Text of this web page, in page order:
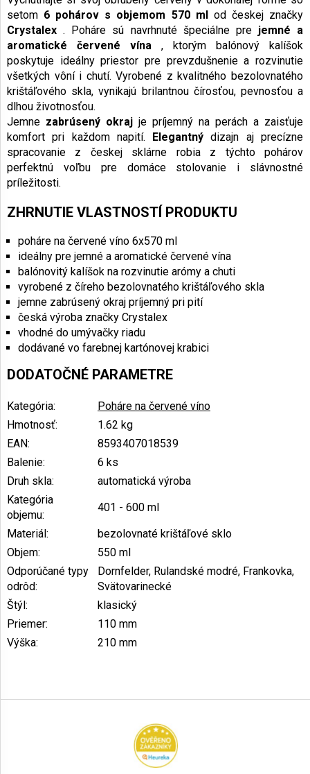
setom 6 pohárov s objemom 570 mlod českej značky
Crystalex . Poháre sú navrhnuté špeciálne pre jemné a
aromatické červené vína , ktorým balónový kalíšok
poskytuje ideálny priestor pre prevzdušnenie a rozvinutie
všetkých vôní i chutí. Vyrobené z kvalitného bezolovnatého
krištáľového skla, vynikajú brilantnou čírosťou, pevnosťou a
dlhou životnosťou.
Jemne zabrúsený okraj je príjemný na perách a zaisťuje
komfort pri každom napití. Elegantný dizajn aj precízne
spracovanie z českej sklárne robia z týchto pohárov
perfektnú voľbu pre domáce stolovanie i slávnostné
príležitosti.
ZHRNUTIE VLASTNOSTÍ PRODUKTU
poháre na červené víno 6x570 ml
ideálny pre jemné a aromatické červené vína
balónovitý kalíšok na rozvinutie arómy a chuti
vyrobené z číreho bezolovnatého krištáľového skla
jemne zabrúsený okraj príjemný pri pití
česká výroba značky Crystalex
vhodné do umývačky riadu
dodávané vo farebnej kartónovej krabici
DODATOČNÉ PARAMETRE
Kategória:
Poháre na červené víno
Hmotnosť:
1.62 kg
EAN:
8593407018539
Balenie:
6 ks
Druh skla:
automatická výroba
Kategória
objemu:
401 - 600 ml
Materiál:
bezolovnaté krištáľové sklo
Objem:
550 ml
Odporúčané typy
odrôd:
Dornfelder, Rulandské modré, Frankovka,
Svätovarinecké
Štýl:
klasický
Priemer:
110 mm
Výška: 210 mm
á